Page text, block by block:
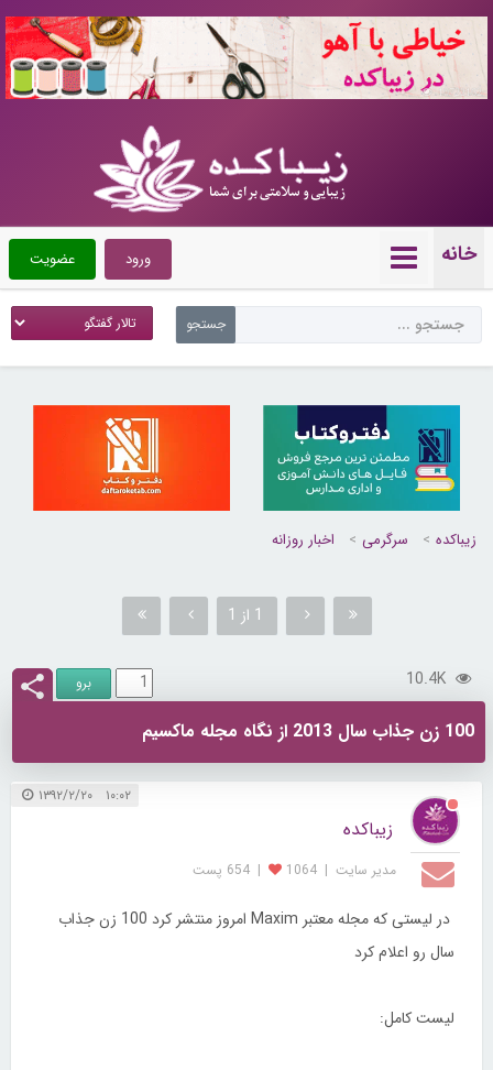
10722162
خانه عضویت ورود
زیباکده سرگرمی اخبار روزانه
1 از 1
10.4K
100 زن جذاب سال 2013 از نگاه مجله ماکسیم
۱۰:۰۲ ۱۳۹۲/۲/۲۰
زیباکده
مدیر سایت |
1064
| 654 پست
در لیستی که مجله معتبر Maxim امروز منتشر کرد 100 زن جذاب
سال رو اعلام کرد
لیست کامل: